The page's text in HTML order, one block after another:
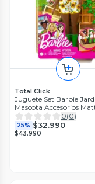
Total Click
Juguete Set Barbie
Mascota Accesorios
0(0)
25% $32.990
$43.990